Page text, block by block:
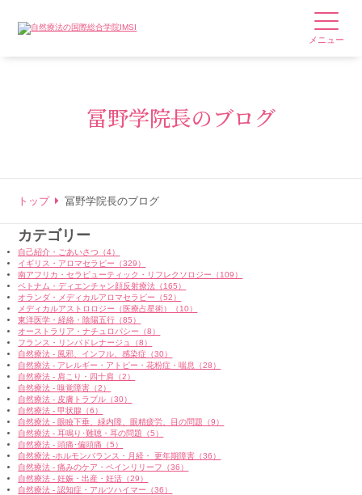
メニュー
冨野学院長のブログ
トップ 冨野学院長のブログ
カテゴリー
自己紹介・ごあいさつ（4）
イギリス・アロマセラピー（329）
南アフリカ・セラピューティック・リフレクソロジー（109）
ベトナム・ディエンチャン顔反射療法（165）
オランダ・メディカルアロマセラピー（52）
メディカルアストロロジー（医療占星術）（10）
東洋医学・経絡・陰陽五行（85）
オーストラリア・ナチュロパシー（8）
フランス・リンパドレナージュ（8）
自然療法 - 風邪、インフル、感染症（30）
自然療法 - アレルギー・アトピー・花粉症・喘息（28）
自然療法 - 肩こり・四十肩（2）
自然療法 - 嗅覚障害（2）
自然療法 - 皮膚トラブル（30）
自然療法 - 甲状腺（6）
自然療法 - 眼瞼下垂、緑内障、眼精疲労、目の問題（9）
自然療法 - 耳鳴り･難聴・耳の問題（5）
自然療法 - 頭痛･偏頭痛（5）
自然療法 -ホルモンバランス・月経・ 更年期障害（36）
自然療法 - 痛みのケア・ペインリリーフ（36）
自然療法 - 妊娠・出産・妊活（29）
自然療法 - 認知症・アルツハイマー（36）